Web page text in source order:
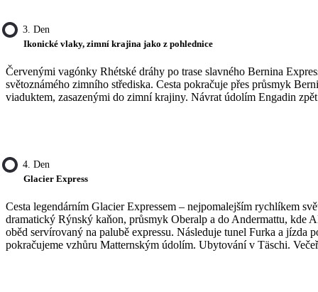
3. Den
Ikonické vlaky, zimní krajina jako z pohlednice
Červenými vagónky Rhétské dráhy po trase slavného Bernina
světoznámého zimního střediska. Cesta pokračuje přes průsmyk
viaduktem, zasazenými do zimní krajiny. Návrat údolím Engadin
4. Den
Glacier Express
Cesta legendárním Glacier Expressem – nejpomalejším rychlíkem
dramatický Rýnský kaňon, průsmyk Oberalp a do Andermattu, kde
oběd servírovaný na palubě expressu. Následuje tunel Furka a jízda
pokračujeme vzhůru Matternským údolím. Ubytování v Täschi.